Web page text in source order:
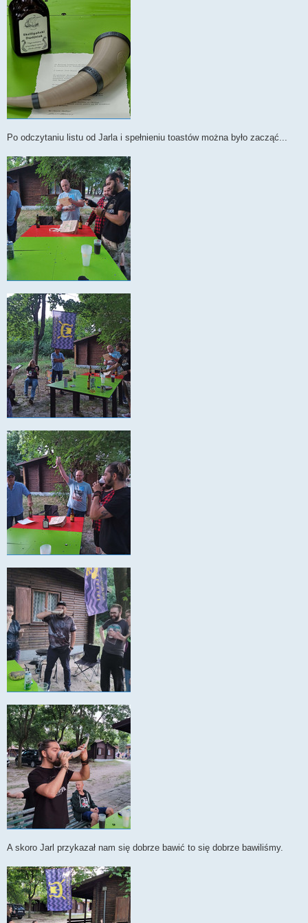
Po odczytaniu listu od Jarla i spełnieniu toastów można było zacząć...
A skoro Jarl przykazał nam się dobrze bawić to się dobrze bawiliśmy.